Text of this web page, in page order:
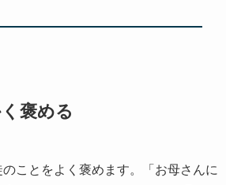
褒める
ことをよく褒めます。「お母さんに